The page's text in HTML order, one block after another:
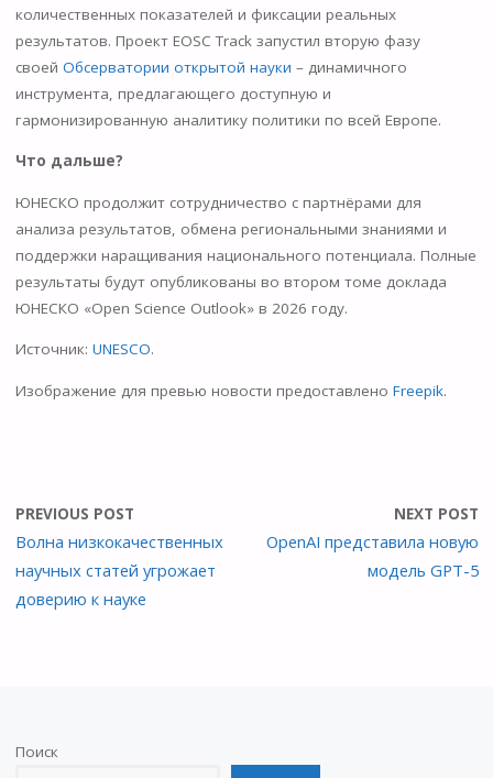
количественных показателей и фиксации реальных
результатов. Проект EOSC Track запустил вторую фазу
своей Обсерватории открытой науки – динамичного
инструмента, предлагающего доступную и
гармонизированную аналитику политики по всей Европе.
Что дальше?
ЮНЕСКО продолжит сотрудничество с партнёрами для
анализа результатов, обмена региональными знаниями и
поддержки наращивания национального потенциала. Полные
результаты будут опубликованы во втором томе доклада
ЮНЕСКО «Open Science Outlook» в 2026 году.
Источник: UNESCO.
Изображение для превью новости предоставлено Freepik.
PREVIOUS POST
Волна низкокачественных
научных статей угрожает
доверию к науке
NEXT POST
OpenAI представила новую
модель GPT-5
Поиск